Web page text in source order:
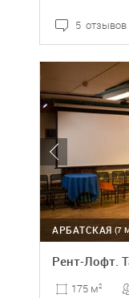
5 отзывов
(7
АРБАТСКАЯ
Рент-Лофт.
175 м2